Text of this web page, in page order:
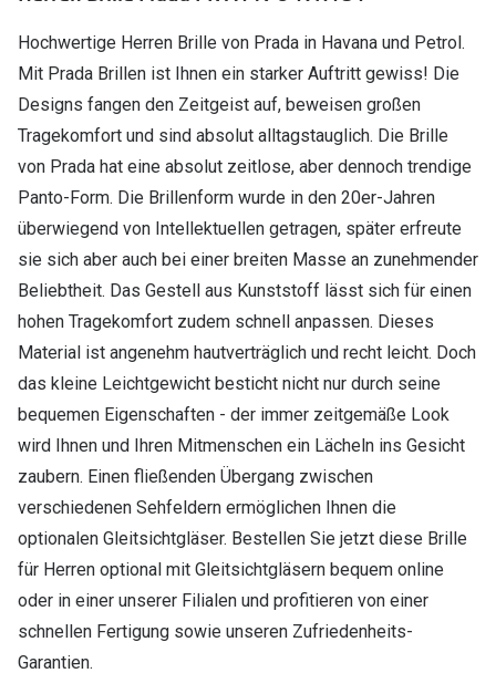
Brillenkettchen
Hochwertige Herren Brille von Prada in Havana und Petrol.
Mit Prada Brillen ist Ihnen ein starker Auftritt gewiss! Die
Designs fangen den Zeitgeist auf, beweisen großen
Tragekomfort und sind absolut alltagstauglich. Die Brille
von Prada hat eine absolut zeitlose, aber dennoch trendige
Panto-Form. Die Brillenform wurde in den 20er-Jahren
überwiegend von Intellektuellen getragen, später erfreute
sie sich aber auch bei einer breiten Masse an zunehmender
Beliebtheit. Das Gestell aus Kunststoff lässt sich für einen
hohen Tragekomfort zudem schnell anpassen. Dieses
Material ist angenehm hautverträglich und recht leicht. Doch
das kleine Leichtgewicht besticht nicht nur durch seine
bequemen Eigenschaften - der immer zeitgemäße Look
wird Ihnen und Ihren Mitmenschen ein Lächeln ins Gesicht
zaubern. Einen fließenden Übergang zwischen
verschiedenen Sehfeldern ermöglichen Ihnen die
optionalen Gleitsichtgläser. Bestellen Sie jetzt diese Brille
für Herren optional mit Gleitsichtgläsern bequem online
oder in einer unserer Filialen und profitieren von einer
schnellen Fertigung sowie unseren Zufriedenheits-
Garantien.